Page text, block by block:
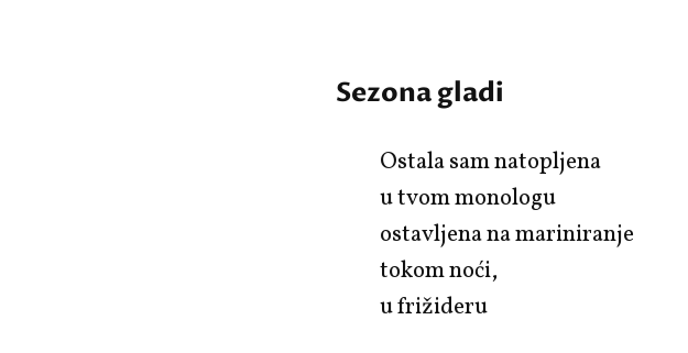
Sezona gladi
Ostala sam natopljena
u tvom monologu
ostavljena na mariniranje
tokom noći,
u frižideru